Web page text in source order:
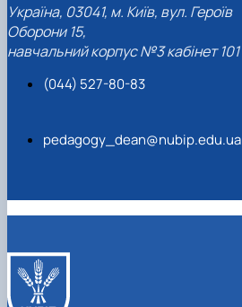
Україна, 03041, м. Київ, вул. Героїв
Оборони 15,
навчальний корпус №3 кабінет 101
(044) 527-80-83
pedagogy_dean@nubip.edu.ua